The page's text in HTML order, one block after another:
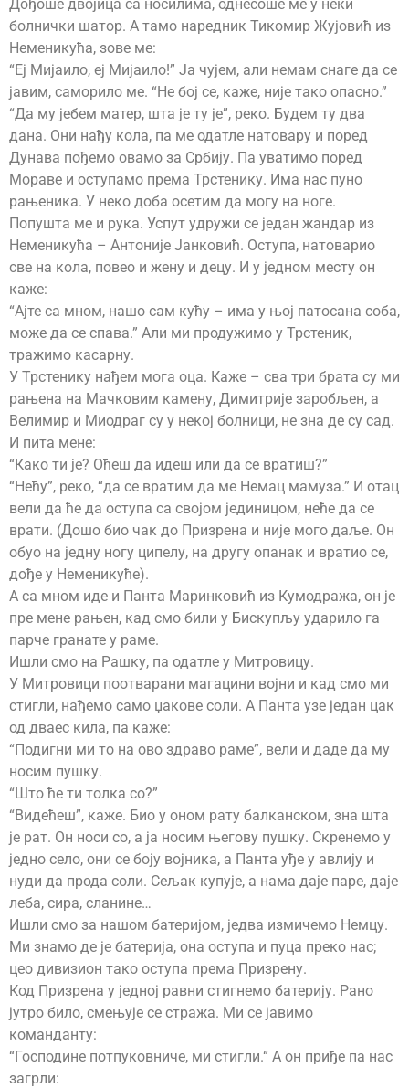
Дођоше двојица са носилима, однесоше ме у неки
болнички шатор. А тамо наредник Тикомир Жујовић из
Неменикућа, зове ме:
“Еј Мијаило, еј Мијаило!” Ја чујем, али немам снаге да се
јавим, саморило ме. “Не бој се, каже, није тако опасно.”
“Да му јебем матер, шта је ту је”, реко. Будем ту два
дана. Они нађу кола, па ме одатле натовару и поред
Дунава пођемо овамо за Србију. Па уватимо поред
Мораве и оступамо према Трстенику. Има нас пуно
рањеника. У неко доба осетим да могу на ноге.
Попушта ме и рука. Успут удружи се један жандар из
Неменикућа – Антоније Јанковић. Оступа, натоварио
све на кола, повео и жену и децу. И у једном месту он
каже:
“Ајте са мном, нашо сам кућу – има у њој патосана соба,
може да се спава.” Али ми продужимо у Трстеник,
тражимо касарну.
У Трстенику нађем мога оца. Каже – сва три брата су ми
рањена на Мачковим камену, Димитрије заробљен, а
Велимир и Миодраг су у некој болници, не зна де су сад.
И пита мене:
“Како ти је? Оћеш да идеш или да се вратиш?”
“Нећу”, реко, “да се вратим да ме Немац мамуза.” И отац
вели да ће да оступа са својом јединицом, неће да се
врати. (Дошо био чак до Призрена и није мого даље. Он
обуо на једну ногу ципелу, на другу опанак и вратио се,
дође у Неменикуће).
А са мном иде и Панта Маринковић из Кумодража, он је
пре мене рањен, кад смо били у Бискупљу ударило га
парче гранате у раме.
Ишли смо на Рашку, па одатле у Митровицу.
У Митровици поотварани магацини војни и кад смо ми
стигли, нађемо само џакове соли. А Панта узе један цак
од дваес кила, па каже:
“Подигни ми то на ово здраво раме”, вели и даде да му
носим пушку.
“Што ће ти толка со?”
“Видећеш”, каже. Био у оном рату балканском, зна шта
је рат. Он носи со, а ја носим његову пушку. Скренемо у
једно село, они се боју војника, а Панта уђе у авлију и
нуди да прода соли. Сељак купује, а нама даје паре, даје
леба, сира, сланине…
Ишли смо за нашом батеријом, једва измичемо Немцу.
Ми знамо де је батерија, она оступа и пуца преко нас;
цео дивизион тако оступа према Призрену.
Код Призрена у једној равни стигнемо батерију. Рано
јутро било, смењује се стража. Ми се јавимо
команданту:
“Господине потпуковниче, ми стигли.“ А он приђе па нас
загрли: